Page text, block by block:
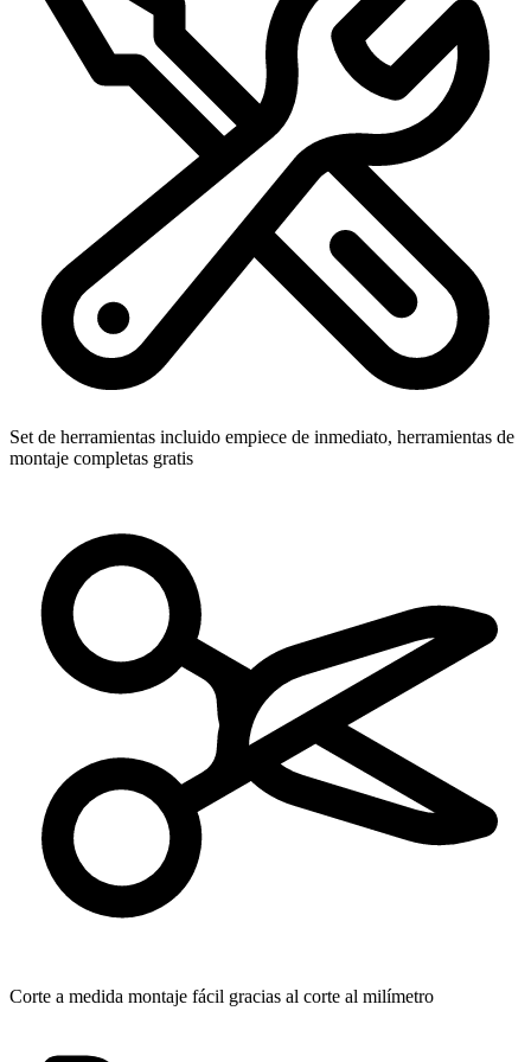
Set de herramientas incluido empiece de inmediato, herramientas de
montaje completas gratis
Corte a medida montaje fácil gracias al corte al milímetro